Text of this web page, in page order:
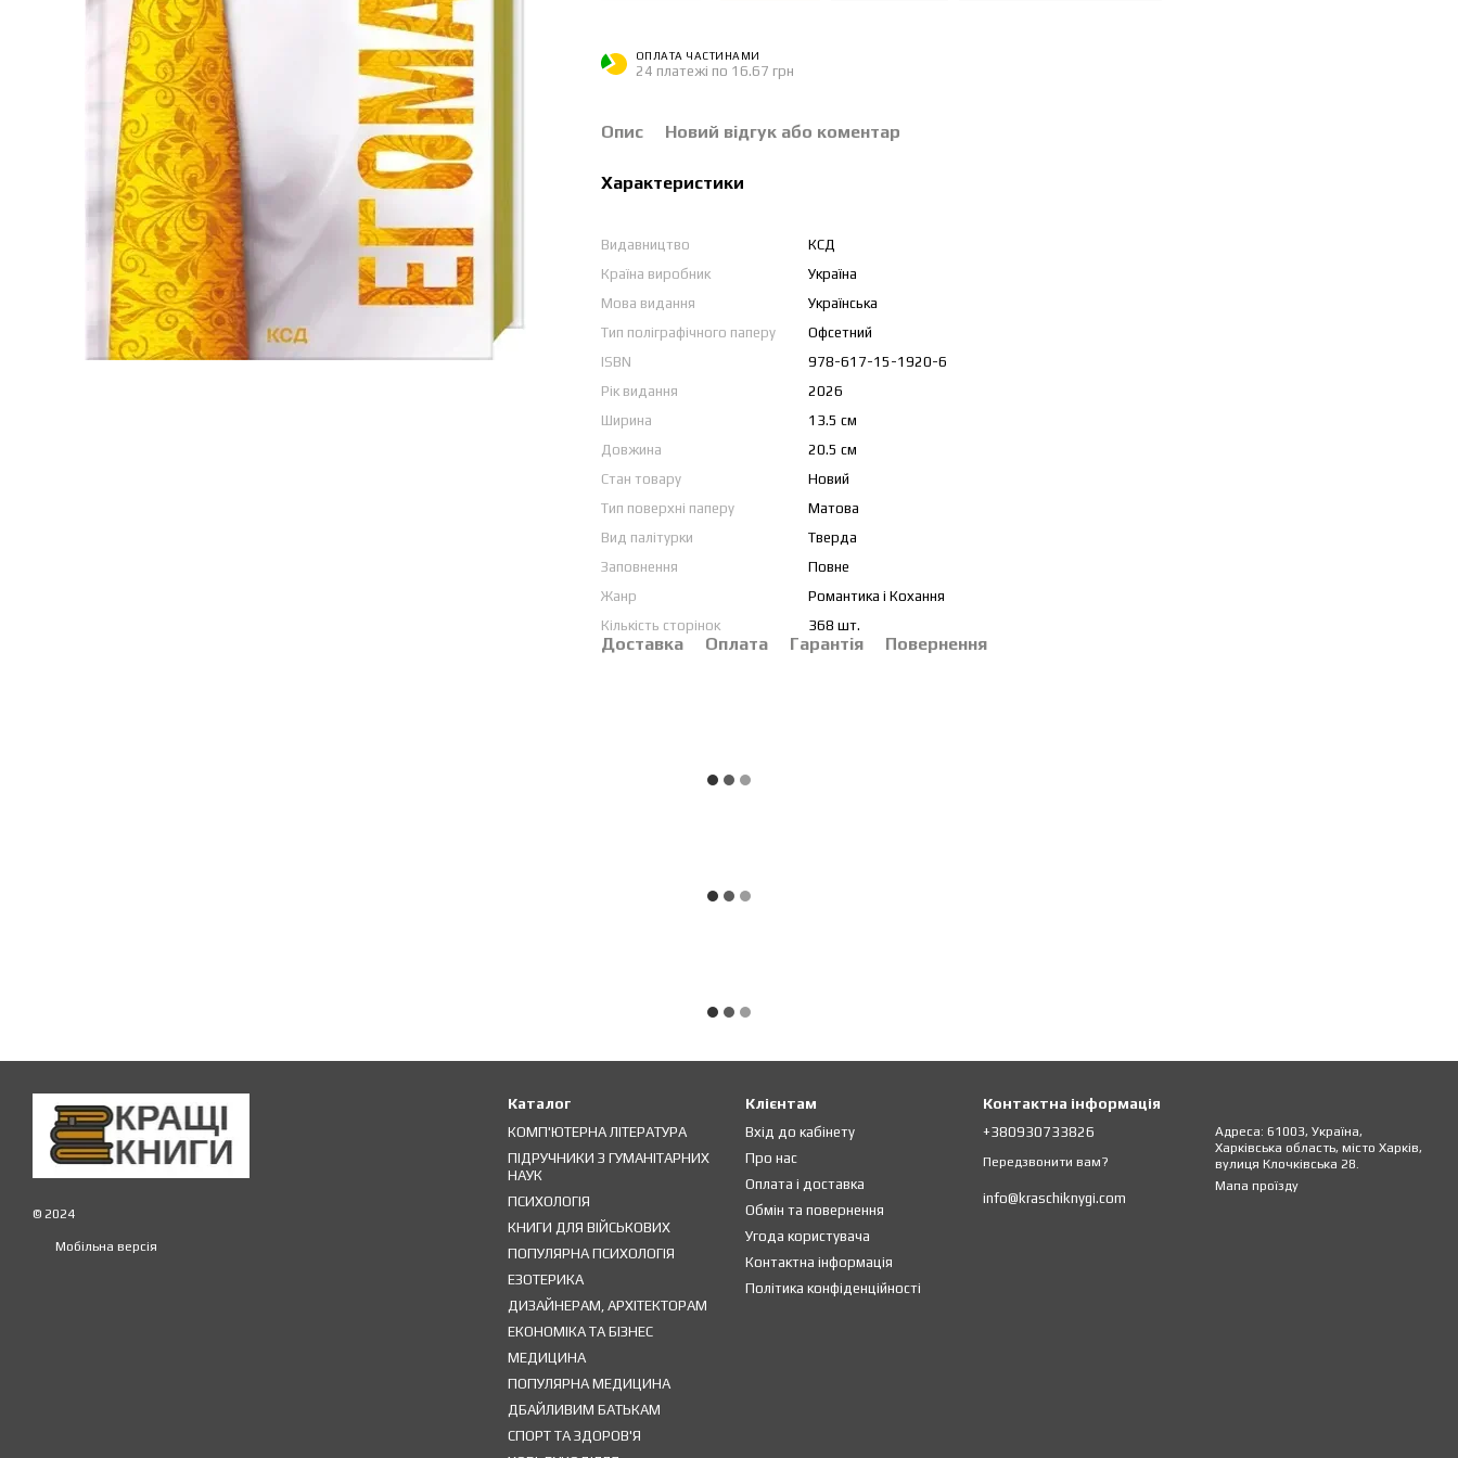
ОПЛАТА ЧАСТИНАМИ
24 платежі по 16.67 грн
Опис Новий відгук або коментар
Характеристики
Видавництво
КСД
Країна виробник
Україна
Мова видання
Українська
Тип поліграфічного паперу
Офсетний
ISBN
978-617-15-1920-6
Рік видання
2026
Ширина
13.5 см
Довжина
20.5 см
Стан товару
Новий
Тип поверхні паперу
Матова
Вид палітурки
Тверда
Заповнення
Повне
Жанр
Романтика і Кохання
Кількість сторінок
368 шт.
Доставка Оплата Гарантія Повернення
© 2024
Мобільна версія
Каталог
КОМП'ЮТЕРНА ЛІТЕРАТУРА
ПІДРУЧНИКИ З ГУМАНІТАРНИХ
НАУК
ПСИХОЛОГІЯ
КНИГИ ДЛЯ ВІЙСЬКОВИХ
ПОПУЛЯРНА ПСИХОЛОГІЯ
ЕЗОТЕРИКА
ДИЗАЙНЕРАМ, АРХІТЕКТОРАМ
ЕКОНОМІКА ТА БІЗНЕС
МЕДИЦИНА
ПОПУЛЯРНА МЕДИЦИНА
ДБАЙЛИВИМ БАТЬКАМ
СПОРТ ТА ЗДОРОВ'Я
Клієнтам
Вхід до кабінету
Про нас
Оплата і доставка
Обмін та повернення
Угода користувача
Контактна інформація
Політика конфіденційності
Контактна інформація
+380930733826
Передзвонити вам?
info@kraschiknygi.com
Адреса: 61003, Україна,
Харківська область, місто Харків,
вулиця Клочківська 28.
Мапа проїзду